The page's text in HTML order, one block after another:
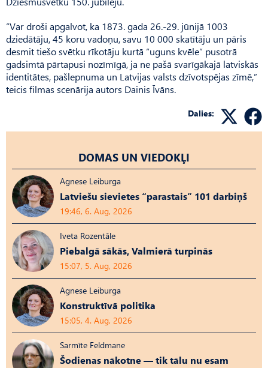
“Var droši apgalvot, ka 1873. gada 26.-29. jūnijā 1003
dziedātāju, 45 koru vadoņu, savu 10 000 skatītāju un pāris
desmit tiešo svētku rīkotāju kurtā “uguns kvēle” pusotrā
gadsimtā pārtapusi nozīmīgā, ja ne pašā svarīgākajā latviskās
identitātes, pašlepnuma un Latvijas valsts dzīvotspējas zīmē,”
teicis filmas scenārija autors Dainis Īvāns.
Dalies:
DOMAS UN VIEDOKĻI
Agnese Leiburga
Latviešu sievietes “parastais” 101 darbiņš
19:46, 6. Aug, 2026
Iveta Rozentāle
Piebalgā sākās, Valmierā turpinās
15:07, 5. Aug, 2026
Agnese Leiburga
Konstruktīvā politika
15:05, 4. Aug, 2026
Sarmīte Feldmane
Šodienas nākotne — tik tālu nu esam